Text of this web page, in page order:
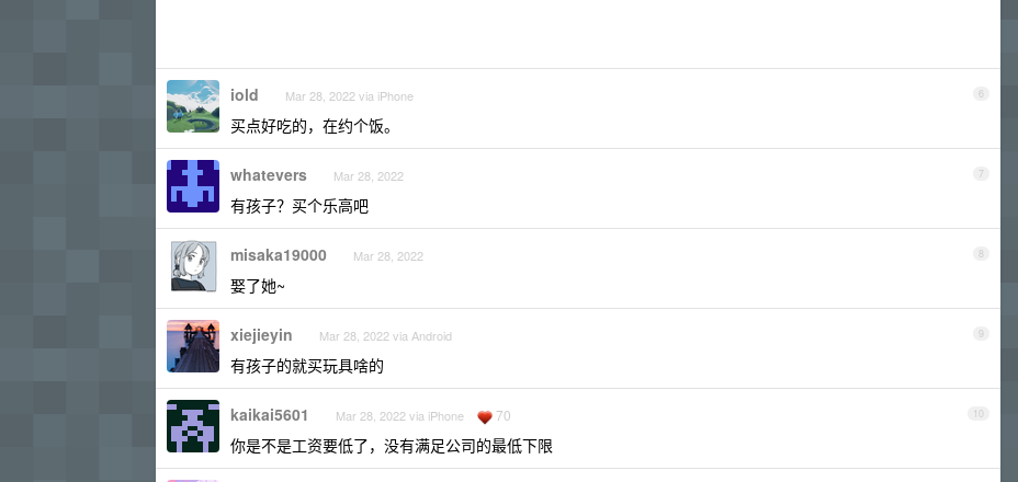
6
iold Mar 28, 2022 via iPhone
买点好吃的，在约个饭。
7
whatevers Mar 28, 2022
有孩子？买个乐高吧
8
misaka19000 Mar 28, 2022
娶了她~
9
xiejieyin Mar 28, 2022 via Android
有孩子的就买玩具啥的
10
kaikai5601 Mar 28, 2022 via iPhone 70
你是不是工资要低了，没有满足公司的最低下限